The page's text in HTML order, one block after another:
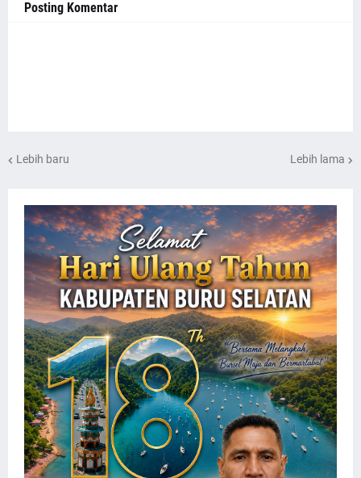
Posting Komentar
Lebih baru Lebih lama